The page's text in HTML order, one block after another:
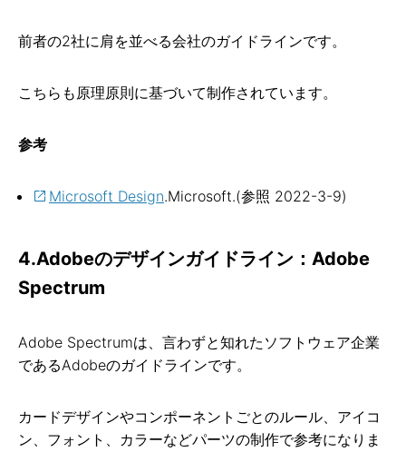
前者の2社に肩を並べる会社のガイドラインです。
こちらも原理原則に基づいて制作されています。
参考
Microsoft Design.Microsoft.(参照 2022-3-9)
4.Adobeのデザインガイドライン：Adobe
Spectrum
Adobe Spectrumは、言わずと知れたソフトウェア企業
であるAdobeのガイドラインです。
カードデザインやコンポーネントごとのルール、アイコ
ン、フォント、カラーなどパーツの制作で参考になりま